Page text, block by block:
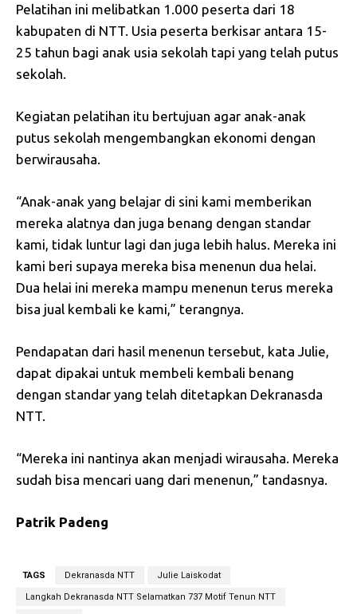
Pelatihan ini melibatkan 1.000 peserta dari 18
kabupaten di NTT. Usia peserta berkisar antara 15-
25 tahun bagi anak usia sekolah tapi yang telah putus
sekolah.
Kegiatan pelatihan itu bertujuan agar anak-anak
putus sekolah mengembangkan ekonomi dengan
berwirausaha.
“Anak-anak yang belajar di sini kami memberikan
mereka alatnya dan juga benang dengan standar
kami, tidak luntur lagi dan juga lebih halus. Mereka ini
kami beri supaya mereka bisa menenun dua helai.
Dua helai ini mereka mampu menenun terus mereka
bisa jual kembali ke kami,” terangnya.
Pendapatan dari hasil menenun tersebut, kata Julie,
dapat dipakai untuk membeli kembali benang
dengan standar yang telah ditetapkan Dekranasda
NTT.
“Mereka ini nantinya akan menjadi wirausaha. Mereka
sudah bisa mencari uang dari menenun,” tandasnya.
Patrik Padeng
TAGS Dekranasda NTT Julie Laiskodat
Langkah Dekranasda NTT Selamatkan 737 Motif Tenun NTT